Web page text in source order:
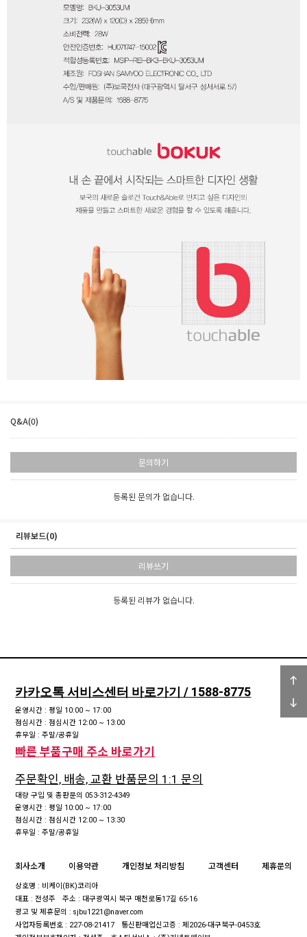
Q&A(0)
문의하기
등록된 문의가 없습니다.
리뷰보드(0)
리뷰쓰기
등록된 리뷰가 없습니다.
카카오톡 서비스센터 바로가기 / 1588-8775
운영시간 : 평일 10:00 ~ 17:00
점심시간 : 점심시간 12:00 ~ 13:00
휴무일 : 주말/공휴일
빠른 부품구매 주소 바로가기
주문확인, 배송, 교환 반품문의 1:1 문의
대량 구입 및 총판문의 053-312-4349
운영시간 : 평일 10:00 ~ 17:00
점심시간 : 점심시간 12:00 ~ 13:30
휴무일 : 주말/공휴일
회사소개 이용약관 개인정보 처리방침 고객센터 제휴문의
상호명 : 비케이(BK)코리아
대표 : 전성주
주소 : 대구광역시 북구 매천로동17길 65-16
광고 및 제휴문의 : sjbu1221@naver.com
사업자등록번호 : 227-08-21417
통신판매업신고증 : 제2026-대구북구-0453호